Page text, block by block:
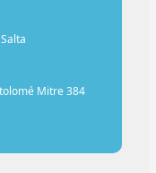
Mitre 384